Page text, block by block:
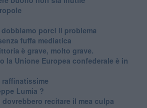
porci il problema
fuffa mediatica
è grave, molto grave.
la Unione Europea confederale è in
Lumia ?
recitare il mea culpa